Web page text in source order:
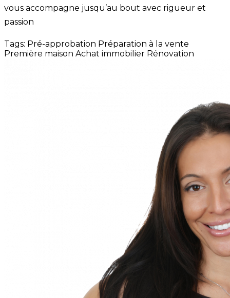
vous accompagne jusqu’au bout avec rigueur et
passion
Tags: Pré-approbation Préparation à la vente
Première maison Achat immobilier Rénovation